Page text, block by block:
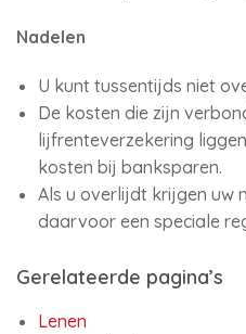
Nadelen
U kunt tussentijds niet
De kosten die zijn
lijfrenteverzekering
kosten bij banksparen.
Als u overlijdt krijgen uw
daarvoor een speciale
Gerelateerde pagina’s
Lenen